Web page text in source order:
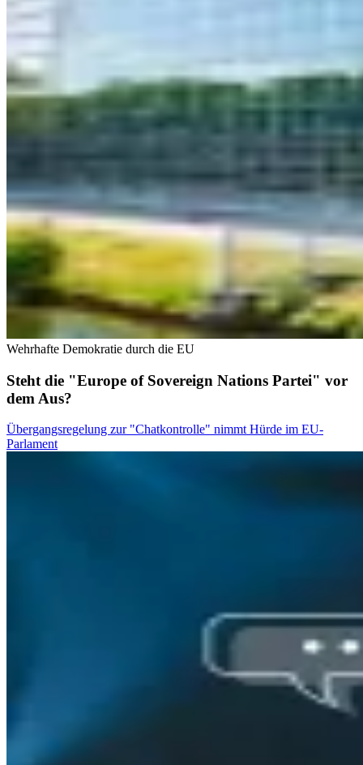
Wehrhafte Demokratie durch die EU
Steht die "Europe of Sovereign Nations Partei" vor
dem Aus?
Übergangsregelung zur "Chatkontrolle" nimmt Hürde im EU-
Parlament